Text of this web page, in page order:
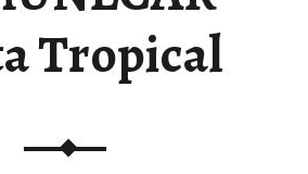
Tropical